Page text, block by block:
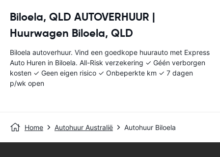
Biloela, QLD AUTOVERHUUR |
Huurwagen Biloela, QLD
Biloela autoverhuur. Vind een goedkope huurauto met Express
Auto Huren in Biloela. All-Risk verzekering ✓ Géén verborgen
kosten ✓ Geen eigen risico ✓ Onbeperkte km ✓ 7 dagen
p/wk open
Home Autohuur Australië Autohuur Biloela